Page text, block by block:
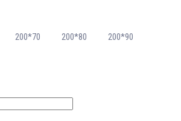
200*70 200*80 200*90